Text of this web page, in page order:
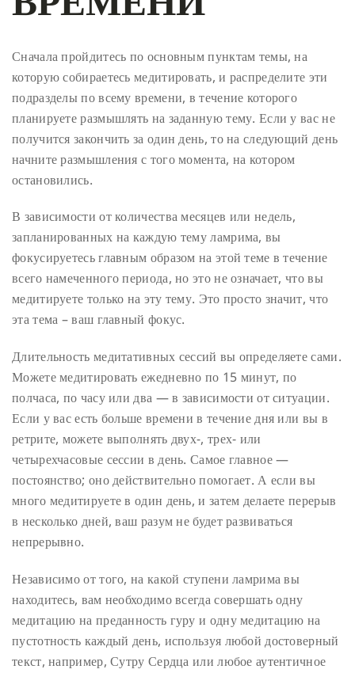
Сначала пройдитесь по основным пунктам темы, на
которую собираетесь медитировать, и распределите эти
подразделы по всему времени, в течение которого
планируете размышлять на заданную тему. Если у вас не
получится закончить за один день, то на следующий день
начните размышления с того момента, на котором
остановились.
В зависимости от количества месяцев или недель,
запланированных на каждую тему ламрима, вы
фокусируетесь главным образом на этой теме в течение
всего намеченного периода, но это не означает, что вы
медитируете только на эту тему. Это просто значит, что
эта тема – ваш главный фокус.
Длительность медитативных сессий вы определяете сами.
Можете медитировать ежедневно по 15 минут, по
полчаса, по часу или два — в зависимости от ситуации.
Если у вас есть больше времени в течение дня или вы в
ретрите, можете выполнять двух-, трех- или
четырехчасовые сессии в день. Самое главное —
постоянство; оно действительно помогает. А если вы
много медитируете в один день, и затем делаете перерыв
в несколько дней, ваш разум не будет развиваться
непрерывно.
Независимо от того, на какой ступени ламрима вы
находитесь, вам необходимо всегда совершать одну
медитацию на преданность гуру и одну медитацию на
пустотность каждый день, используя любой достоверный
текст, например, Сутру Сердца или любое аутентичное